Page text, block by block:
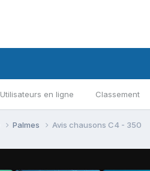
Utilisateurs en ligne Classement
Palmes Avis chausons C4 - 350